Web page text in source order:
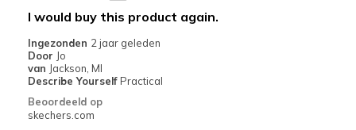
Beste toepassingen
Going Out
I would buy this product again.
Ingezonden 2 jaar geleden
Door Jo
van Jackson, MI
Describe Yourself Practical
Beoordeeld op
skechers.com